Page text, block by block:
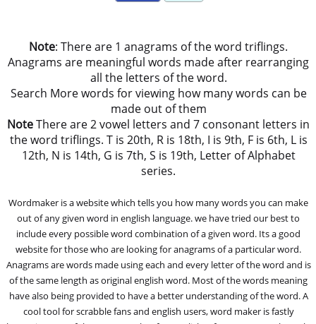
Note: There are 1 anagrams of the word triflings.
Anagrams are meaningful words made after rearranging
all the letters of the word.
Search More words for viewing how many words can be
made out of them
NoteThere are 2 vowel letters and 7 consonant letters in
the word triflings. T is 20th, R is 18th, I is 9th, F is 6th, L is
12th, N is 14th, G is 7th, S is 19th, Letter of Alphabet
series.
Wordmaker is a website which tells you how many words you can make
out of any given word in english language. we have tried our best to
include every possible word combination of a given word. Its a good
website for those who are looking for anagrams of a particular word.
Anagrams are words made using each and every letter of the word and is
of the same length as original english word. Most of the words meaning
have also being provided to have a better understanding of the word. A
cool tool for scrabble fans and english users, word maker is fastly